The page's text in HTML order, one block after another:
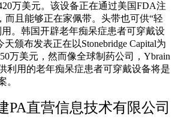
万美元。该设备正在通过美国FDA注
而且能够正在家佩带。头带也可供“轻
。韩国开辟老年痴呆症患者可穿戴设
颁布发表正在以Stonebridge Capital为
万美元，然而像全球制药公司，Ybrain
利用的老年痴呆症患者可穿戴设备将是
。
PA直营信息技术有限公司